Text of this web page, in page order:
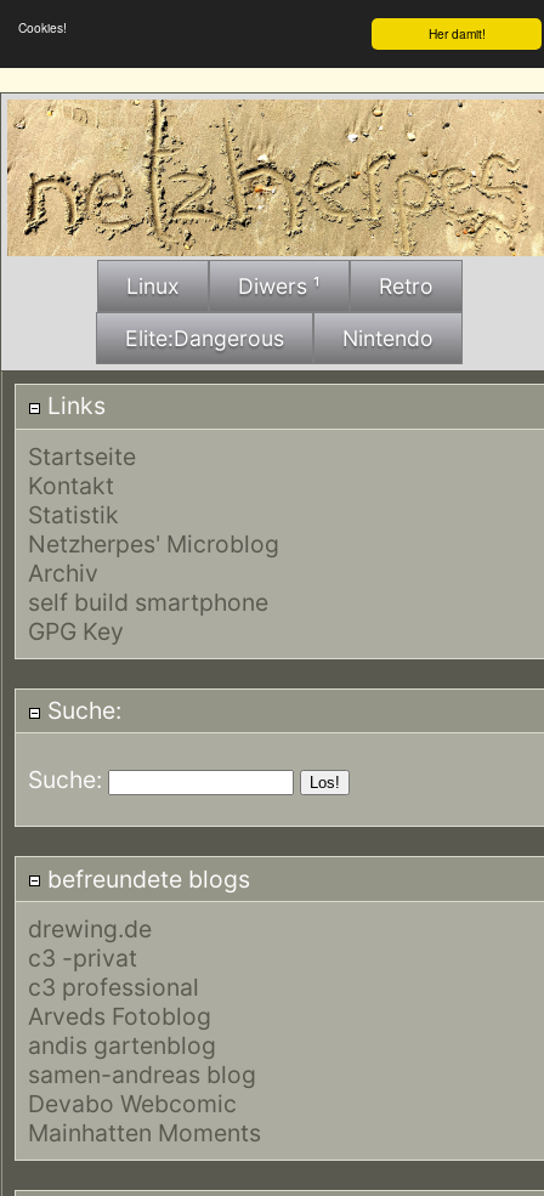
Her damit!
Cookies!
Linux Diwers ¹ Retro
Elite:Dangerous Nintendo
Links
Startseite
Kontakt
Statistik
Netzherpes' Microblog
Archiv
self build smartphone
GPG Key
Suche:
Suche:
befreundete blogs
drewing.de
c3 -privat
c3 professional
Arveds Fotoblog
andis gartenblog
samen-andreas blog
Devabo Webcomic
Mainhatten Moments